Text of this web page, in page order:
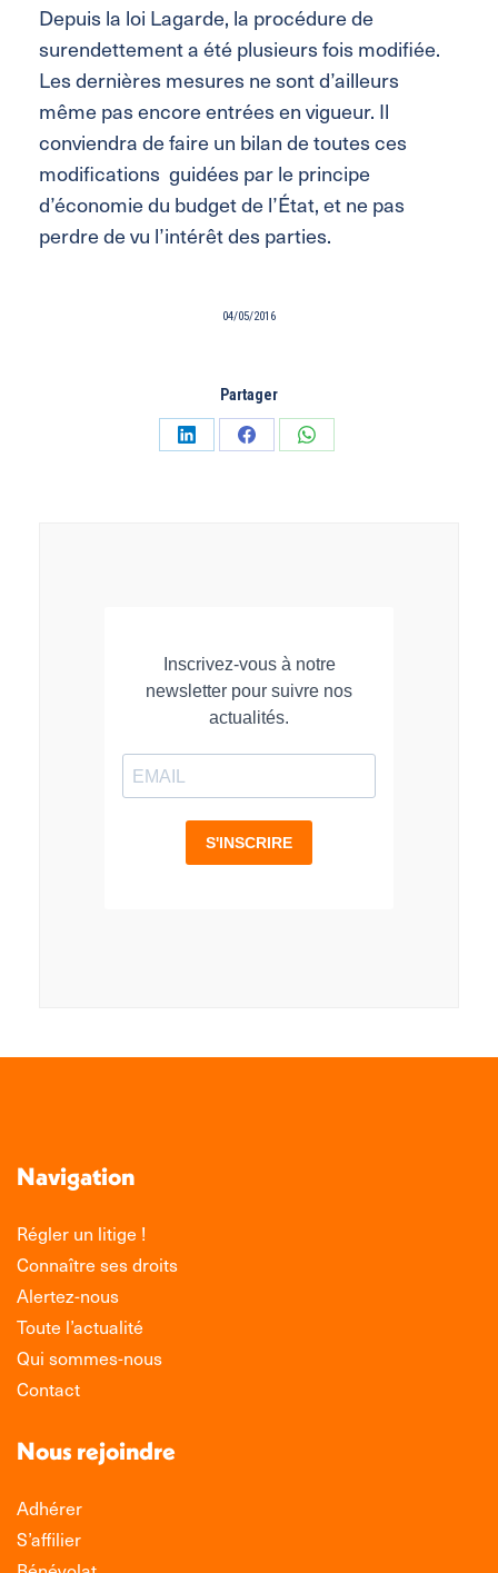
Depuis la loi Lagarde, la procédure de
surendettement a été plusieurs fois modifiée.
Les dernières mesures ne sont d’ailleurs
même pas encore entrées en vigueur. Il
conviendra de faire un bilan de toutes ces
modifications guidées par le principe
d’économie du budget de l’État, et ne pas
perdre de vu l’intérêt des parties.
04/05/2016
Partager
PartagerPartagerPartager
Navigation
Régler un litige !
Connaître ses droits
Alertez-nous
Toute l’actualité
Qui sommes-nous
Contact
Nous rejoindre
Adhérer
S’affilier